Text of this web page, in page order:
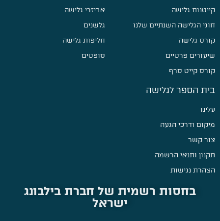
קייטנות גלישה
חוגי הגלישה השנתיים שלנו
קורס גלישה
שיעורים פרטיים
קורס קייט סרף
אביזרי גלישה
גלשנים
חליפות גלישה
סופטים
בית הספר לגלישה
עלינו
מיקום ודרכי הגעה
צור קשר
תקנון ותנאי הרשמה
הצהרת נגישות
בחסות רשמית של חברת בילבונג
ישראל